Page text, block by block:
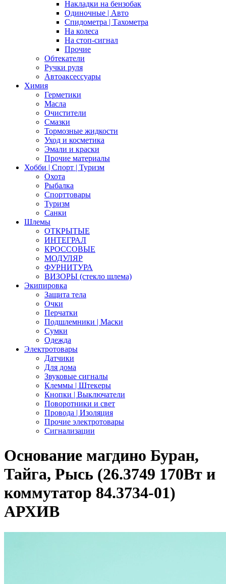
Накладки на бензобак
Одиночные | Авто
Спидометра | Тахометра
На колеса
На стоп-сигнал
Прочие
Обтекатели
Ручки руля
Автоаксессуары
Химия
Герметики
Масла
Очистители
Смазки
Тормозные жидкости
Уход и косметика
Эмали и краски
Прочие материалы
Хобби | Cпорт | Туризм
Охота
Рыбалка
Спорттовары
Туризм
Санки
Шлемы
ОТКРЫТЫЕ
ИНТЕГРАЛ
КРОССОВЫЕ
МОДУЛЯР
ФУРНИТУРА
ВИЗОРЫ (стекло шлема)
Экипировка
Защита тела
Очки
Перчатки
Подшлемники | Маски
Сумки
Одежда
Электротовары
Датчики
Для дома
Звуковые сигналы
Клеммы | Штекеры
Кнопки | Выключатели
Поворотники и свет
Провода | Изоляция
Прочие электротовары
Сигнализации
Основание магдино Буран,
Тайга, Рысь (26.3749 170Вт и
коммутатор 84.3734-01)
АРХИВ